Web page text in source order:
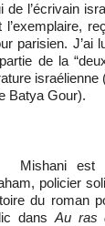
de l’écrivain
l’exemplaire,
parisien. J’ai
de la
Batya Gour).
Mishani est
policier
du roman
dans Au ras